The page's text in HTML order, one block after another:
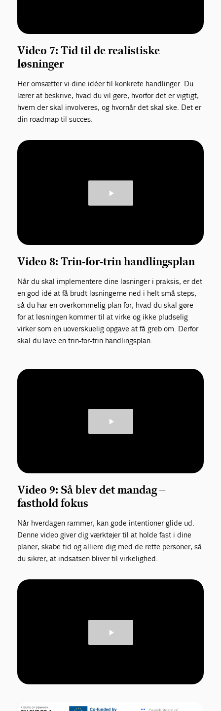
Video 7: Tid til de realistiske
løsninger
Her omsætter vi dine idéer til konkrete handlinger. Du
lærer at beskrive, hvad du vil gøre, hvorfor det er vigtigt,
hvem der skal involveres, og hvornår det skal ske. Det er
din roadmap til succes.
Video 8: Trin-for-trin handlingsplan
Når du skal implementere dine løsninger i praksis, er det
en god idé at få brudt løsningerne ned i helt små steps,
så du har en overkommelig plan for, hvad du skal gøre
for at løsningen kommer til at virke og ikke pludselig
virker som en uoverskuelig opgave at få greb om. Derfor
skal du lave en trin-for-trin handlingsplan.
Video 9: Så blev det mandag –
fasthold fokus
Når hverdagen rammer, kan gode intentioner glide ud.
Denne video giver dig værktøjer til at holde fast i dine
planer, skabe tid og alliere dig med de rette personer, så
du sikrer, at indsatsen bliver til virkelighed.